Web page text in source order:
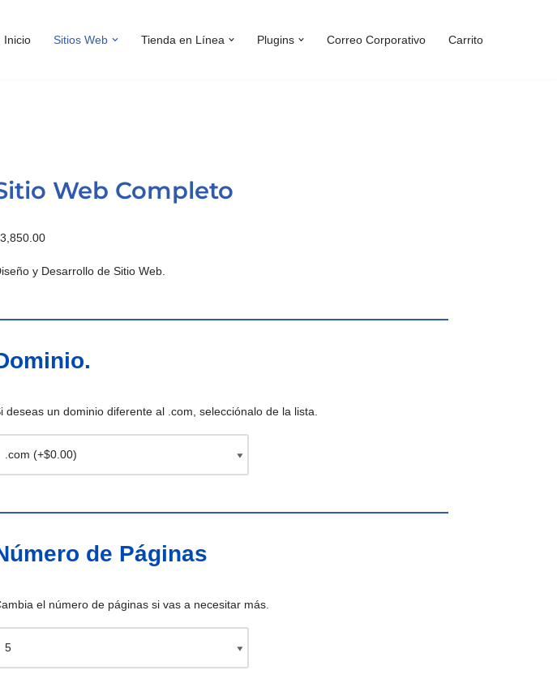
Inicio Sitios Web Tienda en Línea Plugins Correo Corporativo Carrito
Web Completo
3,850.00
y Desarrollo de Sitio Web.
deseas un dominio diferente al .com, selecciónalo de la lista.
de Páginas
el número de páginas si vas a necesitar más.